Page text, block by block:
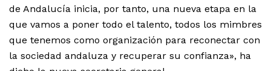
de Andalucía inicia, por tanto, una nueva etapa en la
que vamos a poner todo el talento, todos los mimbres
que tenemos como organización para reconectar con
la sociedad andaluza y recuperar su confianza», ha